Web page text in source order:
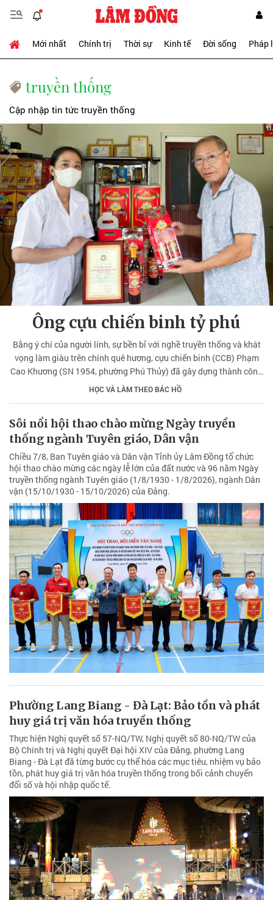
Mới nhất Chính trị Thời sự Kinh tế Đời sống Pháp
truyền thống
Cập nhập tin tức truyền thống
Ông cựu chiến binh tỷ phú
Bằng ý chí của người lính, sự bền bỉ với nghề truyền thống và khát
vọng làm giàu trên chính quê hương, cựu chiến binh (CCB) Phạm
Cao Khương (SN 1954, phường Phú Thủy) đã gây dựng thành công
thương hiệu nước mắm của riêng mình, góp phần đưa đặc sản quê
nhà vươn ra thị trường trong và ngoài nước.
HỌC VÀ LÀM THEO BÁC HỒ
Sôi nổi hội thao chào mừng Ngày truyền
thống ngành Tuyên giáo, Dân vận
Chiều 7/8, Ban Tuyên giáo và Dân vận Tỉnh ủy Lâm Đồng tổ chức
hội thao chào mừng các ngày lễ lớn của đất nước và 96 năm Ngày
truyền thống ngành Tuyên giáo (1/8/1930 - 1/8/2026), ngành Dân
vận (15/10/1930 - 15/10/2026) của Đảng.
Phường Lang Biang - Đà Lạt: Bảo tồn và phát
huy giá trị văn hóa truyền thống
Thực hiện Nghị quyết số 57-NQ/TW, Nghị quyết số 80-NQ/TW của
Bộ Chính trị và Nghị quyết Đại hội XIV của Đảng, phường Lang
Biang - Đà Lạt đã từng bước cụ thể hóa các mục tiêu, nhiệm vụ bảo
tồn, phát huy giá trị văn hóa truyền thống trong bối cảnh chuyển
đổi số và hội nhập quốc tế.